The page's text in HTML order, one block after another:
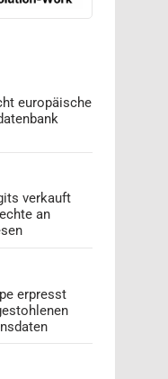
europäische
verkauft
an
erpresst